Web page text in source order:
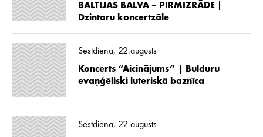
BALTIJAS BALVA – PIRMIZRĀDE |
Dzintaru koncertzāle
Sestdiena, 22.augusts
Koncerts “Aicinājums” | Bulduru
evaņģēliski luteriskā baznīca
Sestdiena, 22.augusts